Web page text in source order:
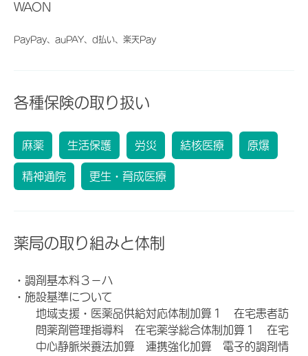
WAON
PayPay、auPAY、d払い、楽天Pay
各種保険の取り扱い
麻薬 生活保護 労災 結核医療 原爆
精神通院 更生・育成医療
薬局の取り組みと体制
・調剤基本料３－ハ
・施設基準について
地域支援・医薬品供給対応体制加算１ 在宅患者訪
問薬剤管理指導料 在宅薬学総合体制加算１ 在宅
中心静脈栄養法加算 連携強化加算 電子的調剤情